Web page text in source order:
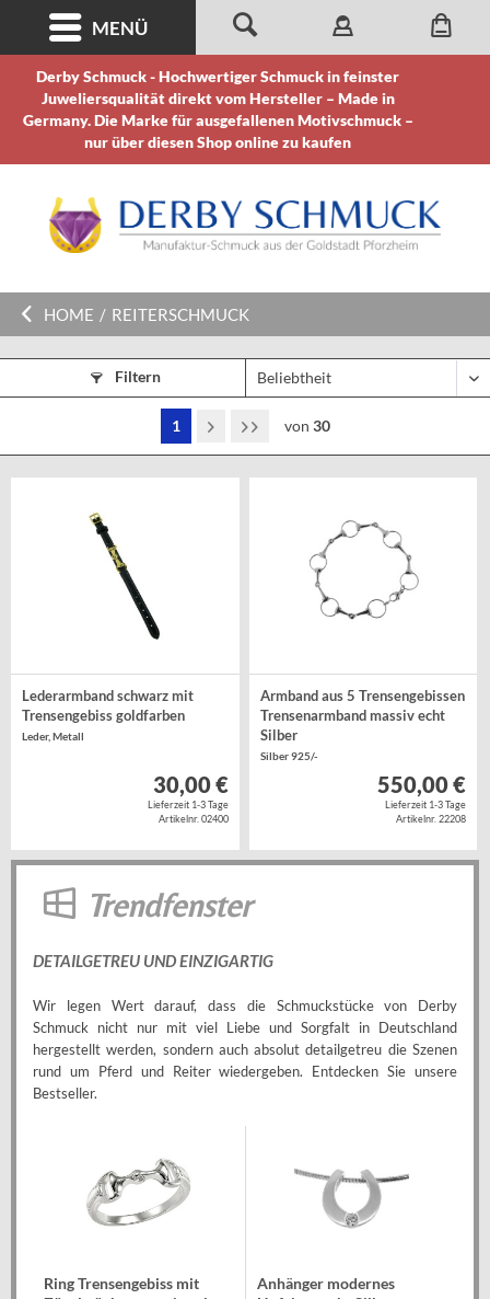
Derby Schmuck - Hochwertiger Schmuck in feinster
Juweliersqualität direkt vom Hersteller – Made in
Germany. Die Marke für ausgefallenen Motivschmuck –
nur über diesen Shop online zu kaufen
MENÜ
HOME / REITERSCHMUCK
Filtern
1 von 30
Trendfenster
DETAILGETREU UND EINZIGARTIG
Wir legen Wert darauf, dass die Schmuckstücke von Derby
Schmuck nicht nur mit viel Liebe und Sorgfalt in Deutschland
hergestellt werden, sondern auch absolut detailgetreu die Szenen
rund um Pferd und Reiter wiedergeben. Entdecken Sie unsere
Bestseller.
Ring Trensengebiss mit
Anhänger modernes
Lederarmband schwarz mit
Trensengebiss goldfarben
Leder, Metall
30,00 €
Lieferzeit 1-3 Tage
Artikelnr. 02400
Armband aus 5 Trensengebissen
Trensenarmband massiv echt
Silber
Silber 925/-
550,00 €
Lieferzeit 1-3 Tage
Artikelnr. 22208